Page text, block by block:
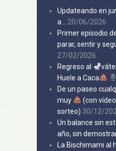
Updateando en
a…
20/06/2026
Primer episodio
parar, sentir y
27/02/2026
Regreso al
Huele a Caca
De un paseo
muy
(con
sorteo) 30/12/
Un balance sin
año, sin
La Bischimami al